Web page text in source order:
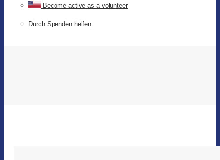
Become active as a volunteer
Durch Spenden helfen